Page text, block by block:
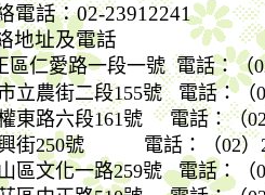
電話：02-23912241
地址及電話
區仁愛路一段一號 電話：（
立農街二段155號 電話：（
東路六段161號 電話：（02
街250號 電話：（02）
區文化一路259號 電話：（